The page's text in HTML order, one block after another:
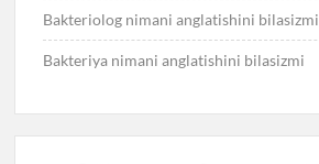
Bakteriolog nimani anglatishini bilasizmi
Bakteriya nimani anglatishini bilasizmi